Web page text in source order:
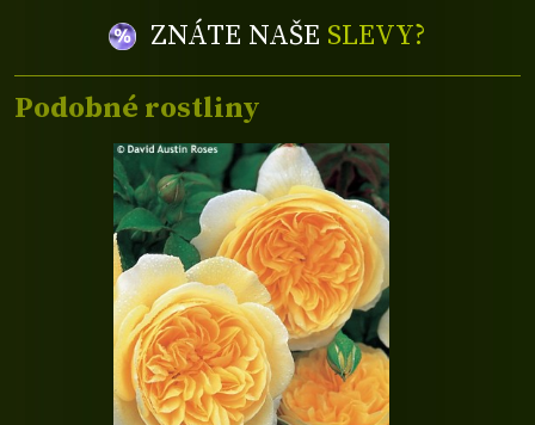
ZNÁTE NAŠE SLEVY?
Podobné rostliny